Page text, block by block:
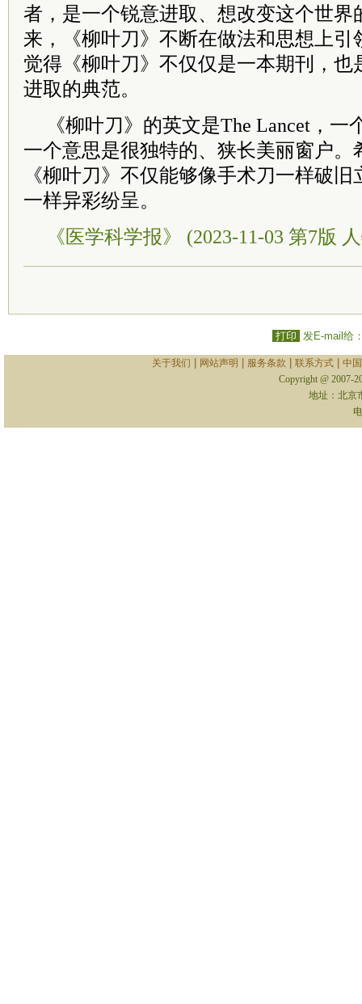
者，是一个锐意进取、想改变这个世界
来，《柳叶刀》不断在做法和思想上引
觉得《柳叶刀》不仅仅是一本期刊，也
进取的典范。
《柳叶刀》的英文是The Lancet，
一个意思是很独特的、狭长美丽窗户。
《柳叶刀》不仅能够像手术刀一样破
一样异彩纷呈。
《医学科学报》 (2023-11-03 第7版
打印 发E-mail给
关于我们 网站声明 服务条款 联系方式| 中
Copyright @ 2007-
地址：北京